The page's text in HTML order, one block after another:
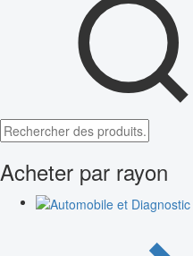
Acheter par rayon